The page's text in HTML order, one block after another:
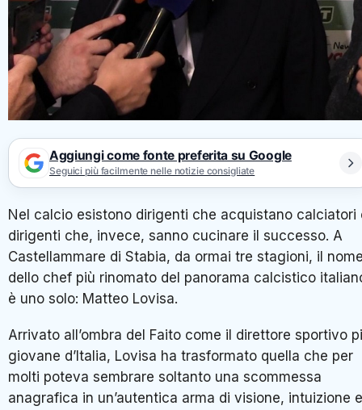
Aggiungi come fonte preferita su Google
Seguici più facilmente nelle notizie consigliate
Nel calcio esistono dirigenti che acquistano calciatori
dirigenti che, invece, sanno cucinare il successo. A
Castellammare di Stabia, da ormai tre stagioni, il
dello chef più rinomato del panorama calcistico
è uno solo: Matteo Lovisa.
Arrivato all’ombra del Faito come il direttore sportivo
giovane d’Italia, Lovisa ha trasformato quella che per
molti poteva sembrare soltanto una scommessa
anagrafica in un’autentica arma di visione, intuizione e